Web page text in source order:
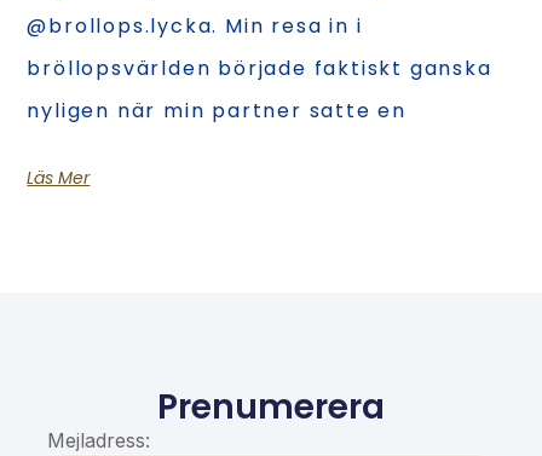
@brollops.lycka. Min resa in i
bröllopsvärlden började faktiskt ganska
nyligen när min partner satte en
Läs Mer
Prenumerera
Mejladress: